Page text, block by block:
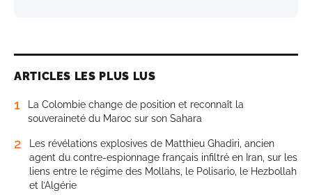
ARTICLES LES PLUS LUS
1
La Colombie change de position et reconnaît la
souveraineté du Maroc sur son Sahara
2
Les révélations explosives de Matthieu Ghadiri, ancien
agent du contre-espionnage français infiltré en Iran, sur les
liens entre le régime des Mollahs, le Polisario, le Hezbollah
et l’Algérie